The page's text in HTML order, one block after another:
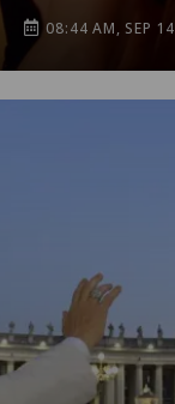
08:44 AM, SEP 14